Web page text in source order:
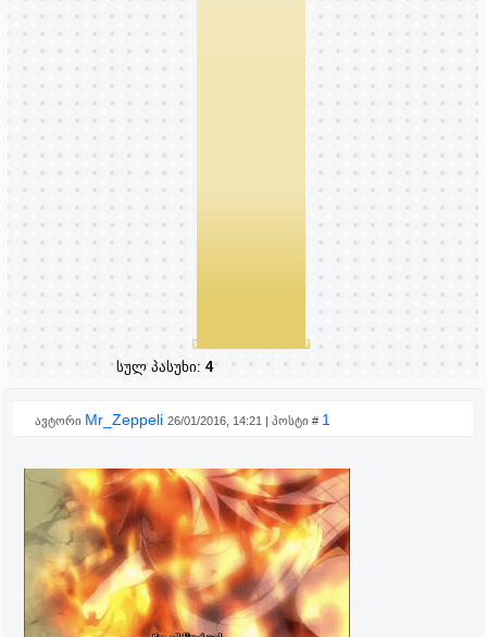
სულ პასუხი: 4
ავტორი Mr_Zeppeli 26/01/2016, 14:21 | პოსტი # 1